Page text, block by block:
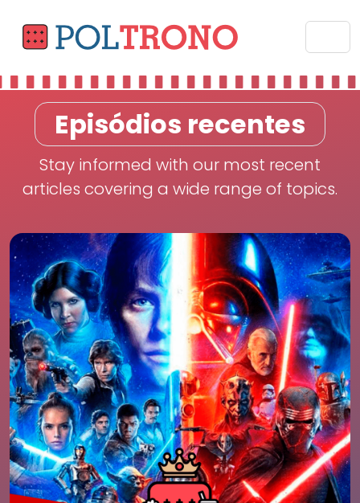
Episódios recentes
Stay informed with our most recent
articles covering a wide range of topics.